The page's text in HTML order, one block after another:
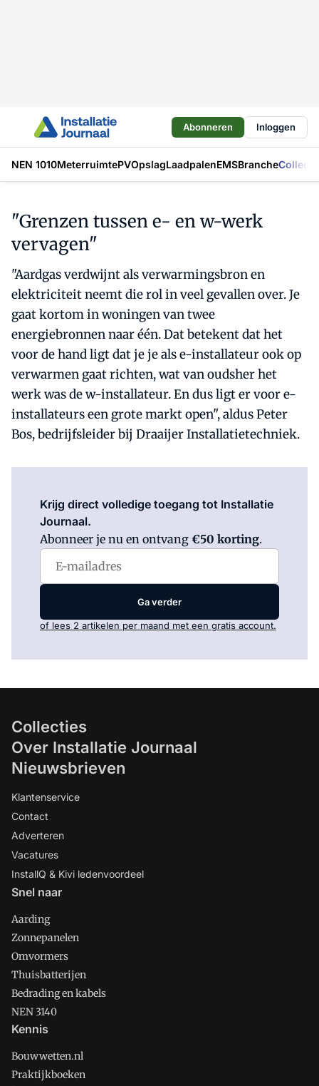
Abonneren Inloggen
NEN 1010MeterruimtePVOpslagLaadpalenEMSBranche
"Grenzen tussen e- en w-werk
vervagen"
"Aardgas verdwijnt als verwarmingsbron en
elektriciteit neemt die rol in veel gevallen over. Je
gaat kortom in woningen van twee
energiebronnen naar één. Dat betekent dat het
voor de hand ligt dat je je als e-installateur ook op
verwarmen gaat richten, wat van oudsher het
werk was de w-installateur. En dus ligt er voor e-
installateurs een grote markt open", aldus Peter
Bos, bedrijfsleider bij Draaijer Installatietechniek.
Krijg direct volledige toegang tot Installatie
Journaal.
Abonneer je nu en ontvang €50 korting.
Ga verder
of lees 2 artikelen per maand met een gratis account.
Collecties
Over Installatie Journaal
Nieuwsbrieven
Klantenservice
Contact
Adverteren
Vacatures
InstallQ & Kivi ledenvoordeel
Snel naar
Aarding
Zonnepanelen
Omvormers
Thuisbatterijen
Bedrading en kabels
NEN 3140
Kennis
Bouwwetten.nl
Praktijkboeken